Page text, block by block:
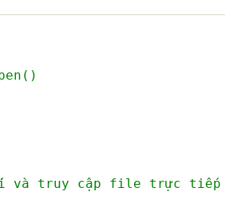
và truy cập file trực tiếp